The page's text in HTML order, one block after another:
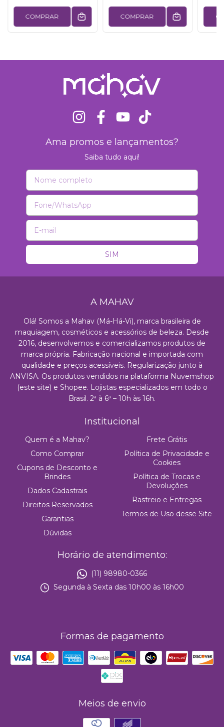
COMPRAR COMPRAR
Ama promos e lançamentos?
Saiba tudo aqui!
A MAHAV
Olá! Somos a Mahav (Má-Há-Vi), marca brasileira de
maquiagem, cosméticos e acessórios de beleza. Desde
2016, desenvolvemos e comercializamos produtos de
marca própria. Fabricação nacional e importada com
qualidade e preços acessíveis. Regularização junto à
ANVISA. Os produtos vendidos na plataforma Nuvemshop
(este site) e Shopee. Lojistas especializados em todo o
Brasil. 2ª à 6ª – 10h às 16h.
Institucional
Quem é a Mahav?
Como Comprar
Cupons de Desconto e
Brindes
Dados Cadastrais
Direitos Reservados
Garantias
Dúvidas
Frete Grátis
Política de Privacidade e
Cookies
Política de Trocas e
Devoluções
Rastreio e Entregas
Termos de Uso desse Site
Horário de atendimento:
(11) 98980-0366
Segunda à Sexta das 10h00 às 16h00
Formas de pagamento
Meios de envio